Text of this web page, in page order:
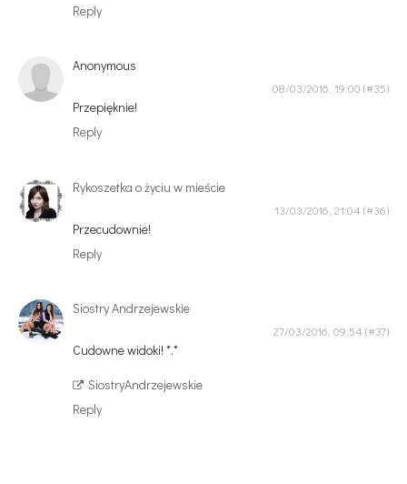
Reply
Anonymous
08/03/2016, 19:00
Przepięknie!
Reply
Rykoszetka o życiu w mieście
13/03/2016, 21:04
Przecudownie!
Reply
Siostry Andrzejewskie
27/03/2016, 09:54
Cudowne widoki! *.*
SiostryAndrzejewskie
Reply